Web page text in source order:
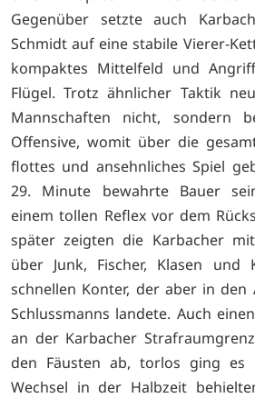
Gegenüber setzte auch
Schmidt auf eine stabile Vierer-
kompaktes Mittelfeld und
Flügel. Trotz ähnlicher Taktik
Mannschaften nicht, sondern
Offensive, womit über die
flottes und ansehnliches Spiel
29. Minute bewahrte Bauer
einem tollen Reflex vor dem
später zeigten die Karbacher
über Junk, Fischer, Klasen und
schnellen Konter, der aber in den
Schlussmanns landete. Auch
an der Karbacher
den Fäusten ab, torlos ging es
Wechsel in der Halbzeit